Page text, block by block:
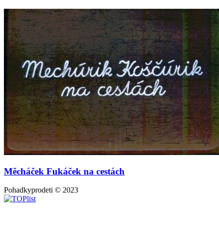
Měcháček Fukáček na cestách
Pohadkyprodeti © 2023